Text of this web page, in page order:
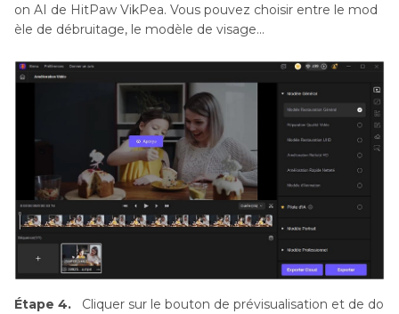
on AI de HitPaw VikPea. Vous pouvez choisir entre le mod
èle de débruitage, le modèle de visage...
Étape 4.
Cliquer sur le bouton de prévisualisation et de do